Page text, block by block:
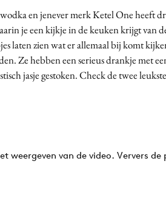
en jenever merk Ketel One heeft
je een kijkje in de keuken krijgt van
laten zien wat er allemaal bij komt
Ze hebben een serieus drankje met
jasje gestoken. Check de twee
weergeven van de video. Ververs